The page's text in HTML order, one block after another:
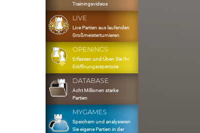
Trainingsvideos
LIVE
Live Partien aus laufenden
Großmeisterturnieren
OPENINGS
Erfassen und Üben Sie Ihr
Eröffnungsrepertoire
DATABASE
Acht Millionen starke
Partien
MYGAMES
Speichern und analysieren
Sie eigene Partien in der